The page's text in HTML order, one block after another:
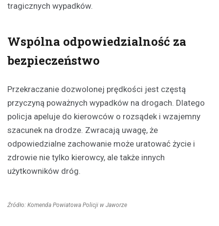
tragicznych wypadków.
Wspólna odpowiedzialność za
bezpieczeństwo
Przekraczanie dozwolonej prędkości jest częstą
przyczyną poważnych wypadków na drogach. Dlatego
policja apeluje do kierowców o rozsądek i wzajemny
szacunek na drodze. Zwracają uwagę, że
odpowiedzialne zachowanie może uratować życie i
zdrowie nie tylko kierowcy, ale także innych
użytkowników dróg.
Źródło: Komenda Powiatowa Policji w Jaworze